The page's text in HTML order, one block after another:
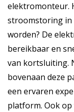
elektromonteur.
stroomstoring in
worden? De
bereikbaar en
van kortsluiting.
bovenaan deze
een ervaren
platform. Ook